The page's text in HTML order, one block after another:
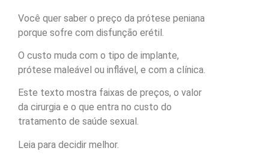
Você quer saber o preço da prótese peniana
porque sofre com disfunção erétil.
O custo muda com o tipo de implante,
prótese maleável ou inflável, e com a clínica.
Este texto mostra faixas de preços, o valor
da cirurgia e o que entra no custo do
tratamento de saúde sexual.
Leia para decidir melhor.